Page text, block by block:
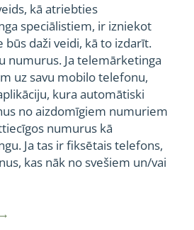
kā atriebties
speciālistiem, ir izniekot
būs daži veidi, kā to izdarīt.
numurus. Ja telemārketinga
uz savu mobilo telefonu,
kura automātiski
no aizdomīgiem numuriem
numurus kā
Ja tas ir fiksētais telefons,
kas nāk no svešiem un/vai